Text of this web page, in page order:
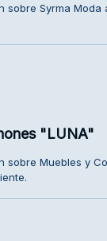
sobre Syrma Moda
"LUNA"
sobre Muebles y